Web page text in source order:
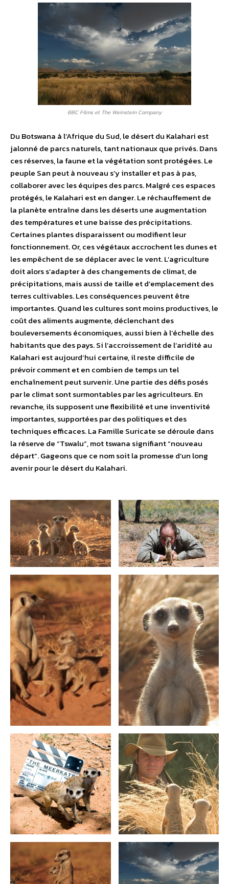
BBC Films et The Weinstein Company
Du Botswana à l’Afrique du Sud, le désert du Kalahari est
jalonné de parcs naturels, tant nationaux que privés. Dans
ces réserves, la faune et la végétation sont protégées. Le
peuple San peut à nouveau s’y installer et pas à pas,
collaborer avec les équipes des parcs. Malgré ces espaces
protégés, le Kalahari est en danger. Le réchauffement de
la planète entraîne dans les déserts une augmentation
des températures et une baisse des précipitations.
Certaines plantes disparaissent ou modifient leur
fonctionnement. Or, ces végétaux accrochent les dunes et
les empêchent de se déplacer avec le vent. L’agriculture
doit alors s’adapter à des changements de climat, de
précipitations, mais aussi de taille et d’emplacement des
terres cultivables. Les conséquences peuvent être
importantes. Quand les cultures sont moins productives, le
coût des aliments augmente, déclenchant des
bouleversements économiques, aussi bien à l’échelle des
habitants que des pays. Si l’accroissement de l’aridité au
Kalahari est aujourd’hui certaine, il reste difficile de
prévoir comment et en combien de temps un tel
enchaînement peut survenir. Une partie des défis posés
par le climat sont surmontables par les agriculteurs. En
revanche, ils supposent une flexibilité et une inventivité
importantes, supportées par des politiques et des
techniques efficaces. La Famille Suricate se déroule dans
la réserve de “Tswalu”, mot tswana signifiant “nouveau
départ”. Gageons que ce nom soit la promesse d’un long
avenir pour le désert du Kalahari.